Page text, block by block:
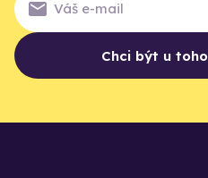
Chci být u toho